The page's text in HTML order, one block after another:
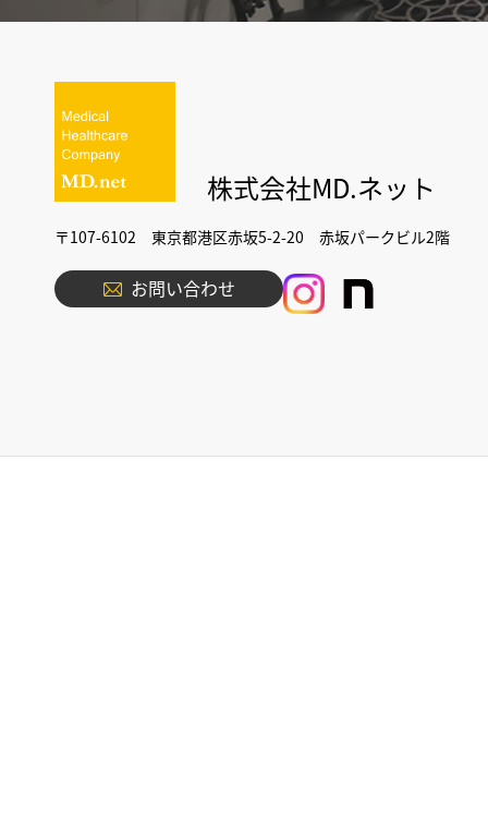
株式会社MD.ネット
〒107-6102 東京都港区赤坂5-2-20 赤坂パークビル2階
お問い合わせ